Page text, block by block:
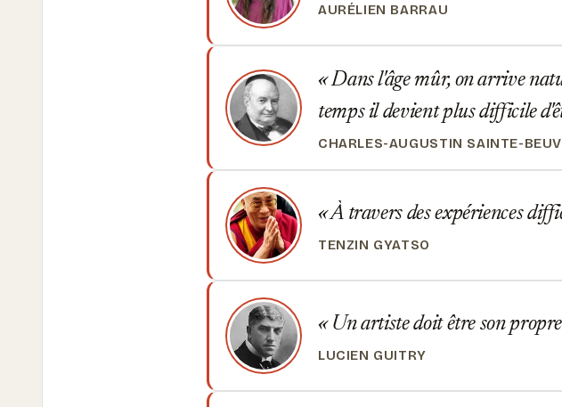
AURÉLIEN BARRAU
Dans l'âge mûr, on arrive
temps il devient plus difficile
CHARLES-AUGUSTIN SAINTE-
À travers des expériences
TENZIN GYATSO
Un artiste doit être son
LUCIEN GUITRY